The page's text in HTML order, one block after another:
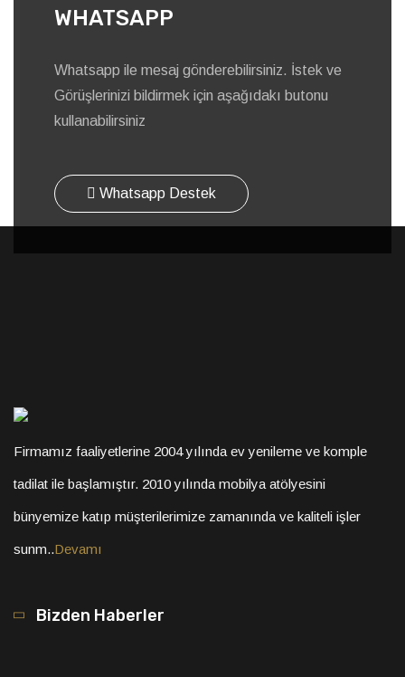
WHATSAPP
Whatsapp ile mesaj gönderebilirsiniz. İstek ve
Görüşlerinizi bildirmek için aşağıdakı butonu
kullanabilirsiniz
Whatsapp Destek
Firmamız faaliyetlerine 2004 yılında ev yenileme ve komple
tadilat ile başlamıştır. 2010 yılında mobilya atölyesini
bünyemize katıp müşterilerimize zamanında ve kaliteli işler
sunm..Devamı
Bizden Haberler